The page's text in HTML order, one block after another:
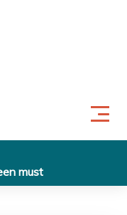
must